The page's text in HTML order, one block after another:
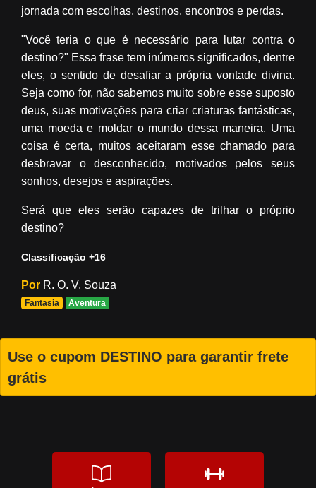
jornada com escolhas, destinos, encontros e perdas.
"Você teria o que é necessário para lutar contra o
destino?" Essa frase tem inúmeros significados, dentre
eles, o sentido de desafiar a própria vontade divina.
Seja como for, não sabemos muito sobre esse suposto
deus, suas motivações para criar criaturas fantásticas,
uma moeda e moldar o mundo dessa maneira. Uma
coisa é certa, muitos aceitaram esse chamado para
desbravar o desconhecido, motivados pelos seus
sonhos, desejos e aspirações.
Será que eles serão capazes de trilhar o próprio
destino?
Classificação +16
Por R. O. V. Souza
Fantasia Aventura
Use o cupom DESTINO para garantir frete
grátis